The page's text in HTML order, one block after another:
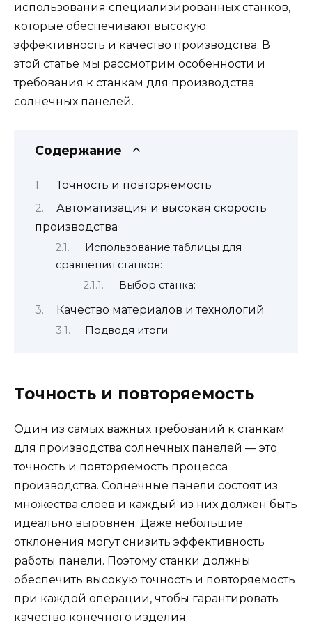
использования специализированных станков,
которые обеспечивают высокую
эффективность и качество производства. В
этой статье мы рассмотрим особенности и
требования к станкам для производства
солнечных панелей.
Содержание
Точность и повторяемость
Автоматизация и высокая скорость
производства
Использование таблицы для
сравнения станков:
Выбор станка:
Качество материалов и технологий
Подводя итоги
Точность и повторяемость
Один из самых важных требований к станкам
для производства солнечных панелей — это
точность и повторяемость процесса
производства. Солнечные панели состоят из
множества слоев и каждый из них должен быть
идеально выровнен. Даже небольшие
отклонения могут снизить эффективность
работы панели. Поэтому станки должны
обеспечить высокую точность и повторяемость
при каждой операции, чтобы гарантировать
качество конечного изделия.